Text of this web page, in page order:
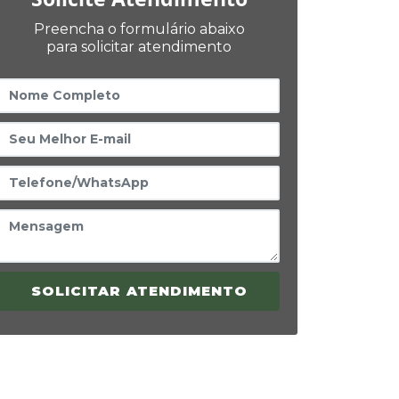
Preencha o formulário abaixo
para solicitar atendimento
SOLICITAR ATENDIMENTO